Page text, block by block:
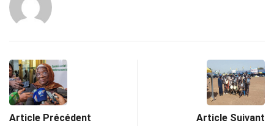
Article Précédent Article Suivant